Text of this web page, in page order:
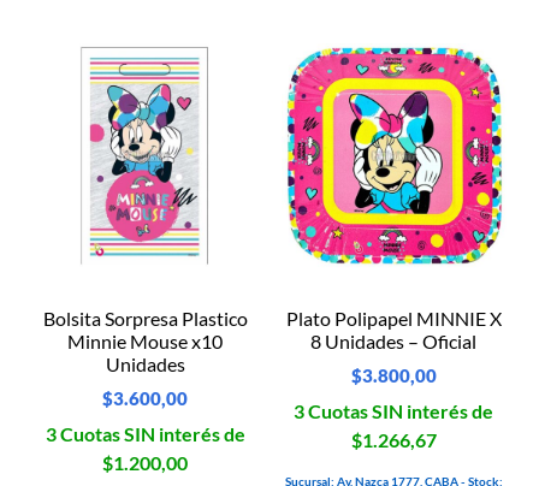
Bolsita Sorpresa Plastico
Minnie Mouse x10
Unidades
$3.600,00
3 Cuotas SIN interés de
$1.200,00
Plato Polipapel MINNIE X
8 Unidades – Oficial
$3.800,00
3 Cuotas SIN interés de
$1.266,67
Sucursal: Av. Nazca 1777, CABA - Stock: